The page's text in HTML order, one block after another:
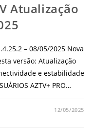
Atualização
– 08/05/2025 Nova
versão: Atualização
e estabilidade
AZTV+ PRO…
12/05/2025